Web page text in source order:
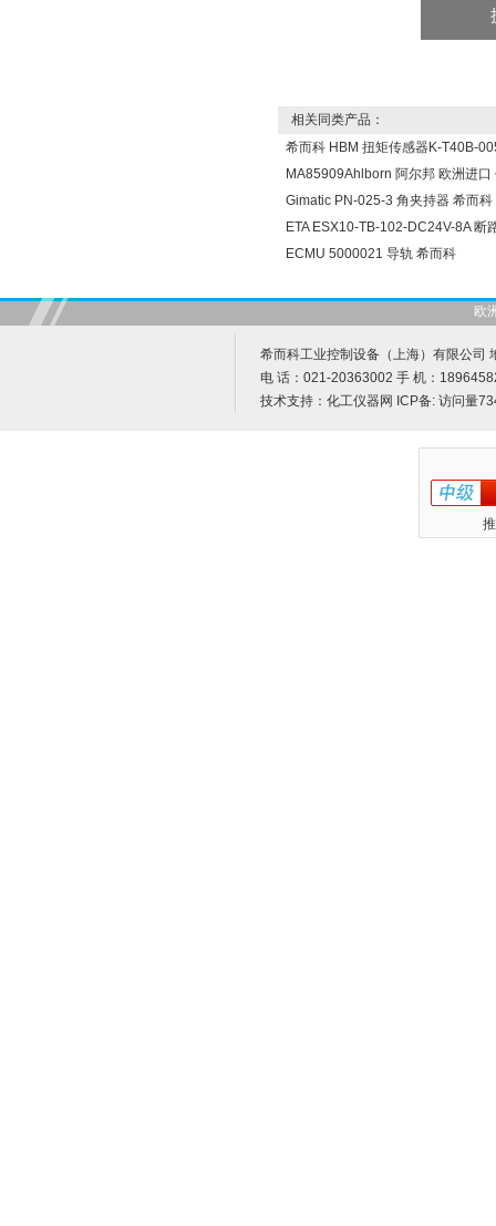
相关同类产品：
希而科 HBM 扭矩传感器K-T40B-
MA85909Ahlborn 阿尔邦 欧洲进口
Gimatic PN-025-3 角夹持器 希而科
ETA ESX10-TB-102-DC24V-8A 断
ECMU 5000021 导轨 希而科
欧
希而科工业控制设备（上海）有限公司
电 话：021-20363002 手 机：
技术支持： 化工仪器网 ICP备: 访问量